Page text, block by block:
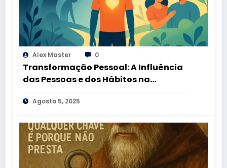
Alex Master 0
Transformação Pessoal: A Influência
das Pessoas e dos Hábitos na
Conquista de uma Vida Plena
Agosto 5, 2025